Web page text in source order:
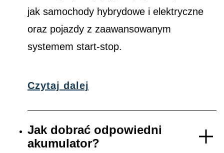
jak samochody hybrydowe i elektryczne
oraz pojazdy z zaawansowanym
systemem start-stop.
Czytaj dalej
Jak dobrać odpowiedni
akumulator?